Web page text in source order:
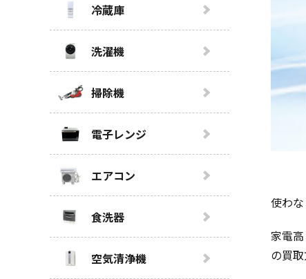
使わ
家電高
の買
冷蔵庫
洗濯機
掃除機
電子レンジ
エアコン
食洗器
空気清浄機